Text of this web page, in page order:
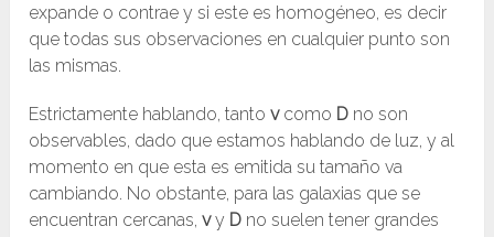
expande o contrae y si este es homogéneo, es decir
que todas sus observaciones en cualquier punto son
las mismas.
Estrictamente hablando, tantovcomo D no son
observables, dado que estamos hablando de luz, y al
momento en que esta es emitida su tamaño va
cambiando. No obstante, para las galaxias que se
encuentran cercanas,vy D no suelen tener grandes